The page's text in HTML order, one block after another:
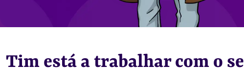
Tim está a trabalhar com o